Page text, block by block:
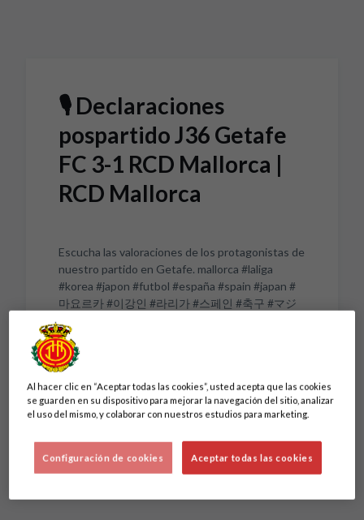
🎙️ Declaraciones
pospartido J36 Getafe
FC 3-1 RCD Mallorca |
RCD Mallorca
Escucha las valoraciones de los protagonistas de
nuestro partido en Getafe. mallorca #laliga
#korea #japon #futbol #españa #spain #japan #
마요르카 #이강인 #라리가 #스페인 #축구 #マジ
Al hacer clic en “Aceptar todas las cookies”, usted acepta que las cookies
se guarden en su dispositivo para mejorar la navegación del sitio, analizar
el uso del mismo, y colaborar con nuestros estudios para marketing.
Aceptar todas las cookies
Configuración de cookies